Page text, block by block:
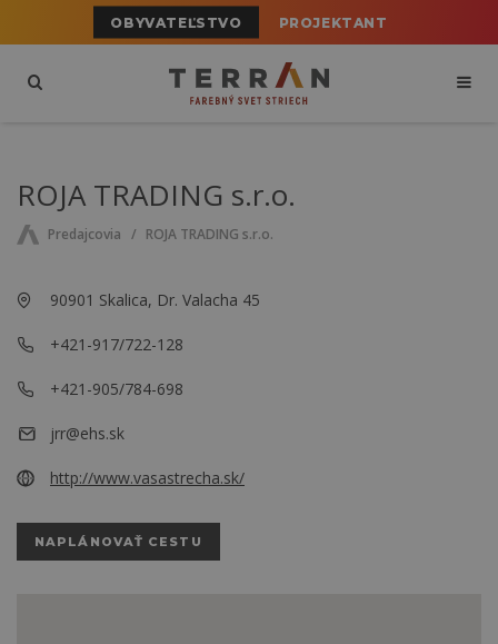
OBYVATEĽSTVO PROJEKTANT
ROJA TRADING s.r.o.
Predajcovia ROJA TRADING s.r.o.
90901 Skalica, Dr. Valacha 45
+421-917/722-128
+421-905/784-698
jrr@ehs.sk
http://www.vasastrecha.sk/
NAPLÁNOVAŤ CESTU